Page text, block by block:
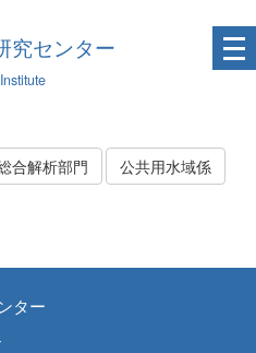
究センター
合解析部門 公共用水域係
ター